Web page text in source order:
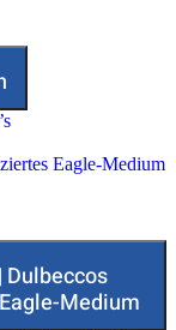
Eagle-Medium
Dulbeccos
Medium